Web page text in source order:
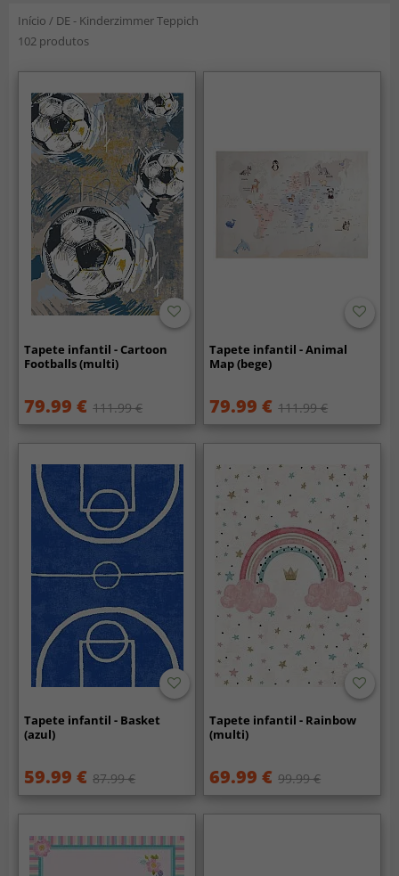
Início / DE - Kinderzimmer Teppich
102 produtos
Tapete infantil - Cartoon
Footballs (multi)
79.99 € 111.99 €
Tapete infantil - Animal
Map (bege)
79.99 € 111.99 €
Tapete infantil - Basket
(azul)
59.99 € 87.99 €
Tapete infantil - Rainbow
(multi)
69.99 € 99.99 €